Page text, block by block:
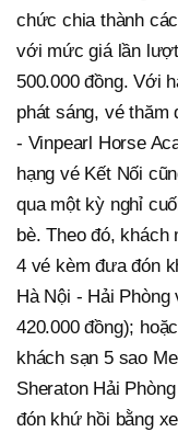
chức chia thành
với mức giá lần
500.000 đồng. Với
phát sáng, vé thăm
- Vinpearl Horse
hạng vé Kết Nối
qua một kỳ nghỉ
bè. Theo đó, khách
4 vé kèm đưa đón
Hà Nội - Hải
420.000 đồng);
khách sạn 5 sao
Sheraton Hải
đón khứ hồi bằng